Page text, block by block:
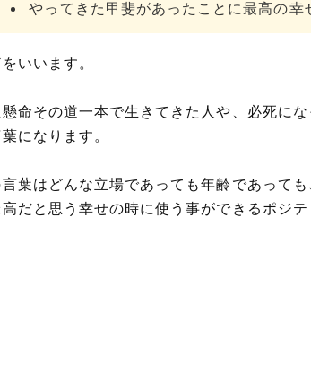
やってきた甲斐があったことに最高の幸
いいます。
命その道一本で生きてきた人や、必死に
になります。
言葉はどんな立場であっても年齢であって
だと思う幸せの時に使う事ができるポジテ